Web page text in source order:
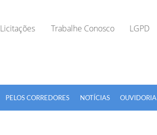
Licitações Trabalhe Conosco LGPD
PELOS CORREDORES NOTÍCIAS OUVIDORIA